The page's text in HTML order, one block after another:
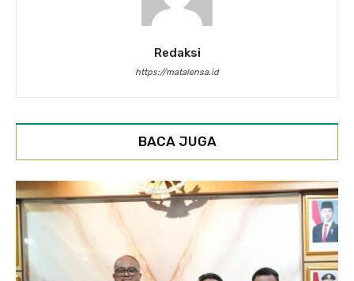
Redaksi
https://matalensa.id
BACA JUGA